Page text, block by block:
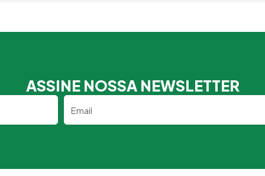
ASSINE NOSSA NEWSLETTER